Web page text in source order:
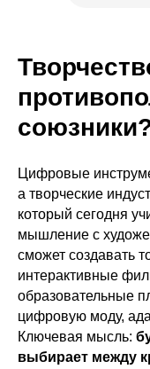
Цифровые
а творческие
который сегодня
мышление с
сможет создавать
интерактивные
образовательные
цифровую моду,
Ключевая мысль:
выбирает между